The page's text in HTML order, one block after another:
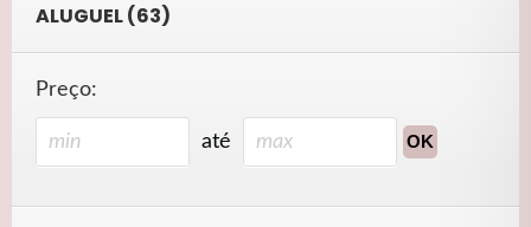
ALUGUEL (63)
Preço:
até